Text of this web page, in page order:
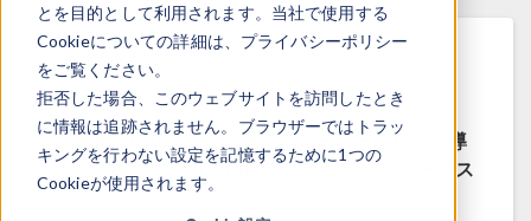
とを目的として利用されます。当社で使用する
Cookieについての詳細は、プライバシーポリシー
をご覧ください。
拒否した場合、このウェブサイトを訪問したとき
に情報は追跡されません。ブラウザーではトラッ
キングを行わない設定を記憶するために1つの
Cookieが使用されます。
COMSOL Access へようこそ
COMSOL Access は, 既存のユーザーならびに導
入をご検討中の方に向けて提供しているサービス
です.